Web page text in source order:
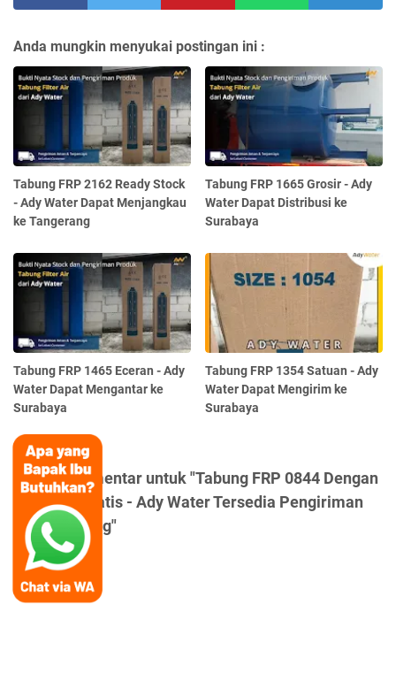
Anda mungkin menyukai postingan ini :
Tabung FRP 2162 Ready Stock
- Ady Water Dapat Menjangkau
ke Tangerang
Tabung FRP 1665 Grosir - Ady
Water Dapat Distribusi ke
Surabaya
Tabung FRP 1465 Eceran - Ady
Water Dapat Mengantar ke
Surabaya
Tabung FRP 1354 Satuan - Ady
Water Dapat Mengirim ke
Surabaya
Posting Komentar untuk "Tabung FRP 0844 Dengan
Valve Otomatis - Ady Water Tersedia Pengiriman
ke Sumedang"